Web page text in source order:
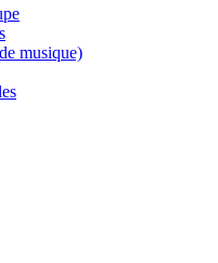
musique)